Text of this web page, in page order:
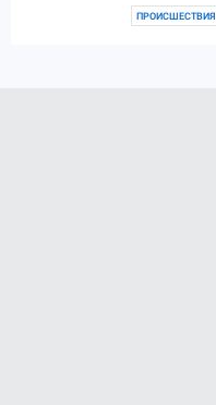
ПРОИСШЕСТВИЯ